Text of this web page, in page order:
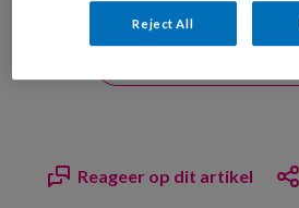
Reageer op dit artikel
Reject All